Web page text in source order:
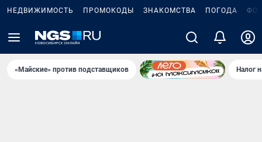
НЕДВИЖИМОСТЬ ПРОМОКОДЫ ЗНАКОМСТВА ПОГОДА
«Майские» против подставщиков Налог